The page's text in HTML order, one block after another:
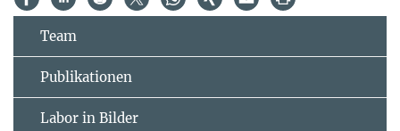
Team
Publikationen
Labor in Bilder